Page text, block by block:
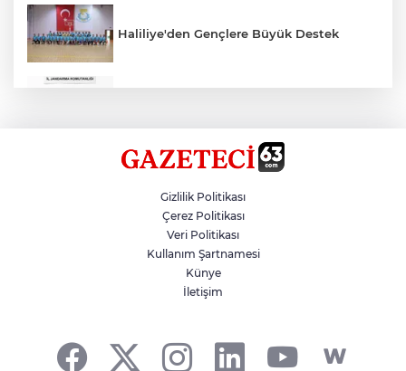
Haliliye'den Gençlere Büyük Destek
Hikmet Başak’tan Ulaşım Çalışması
Atatürk Bulvarında Asfalt Yenileniyor
Gizlilik Politikası
Çerez Politikası
Veri Politikası
Kullanım Şartnamesi
Künye
İletişim